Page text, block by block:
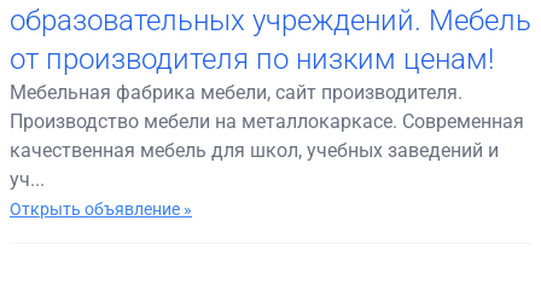
образовательных учреждений. Мебель
от производителя по низким ценам!
Мебельная фабрика мебели, сайт производителя.
Производство мебели на металлокаркасе. Современная
качественная мебель для школ, учебных заведений и
уч...
Открыть объявление »